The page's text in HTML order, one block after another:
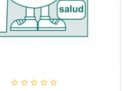
    